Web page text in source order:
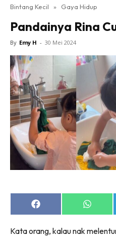
Bintang Kecil » Gaya Hidup
Pandainya Rina
By Emy H - 30 Mei 2024
Share
on
Share
on
Kata orang, kalau nak